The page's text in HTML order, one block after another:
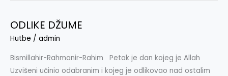
ODLIKE DŽUME
Hutbe / admin
Bismillahir-Rahmanir-Rahim Petak je dan kojeg je Allah
Uzvišeni učinio odabranim i kojeg je odlikovao nad ostalim
ODLIKE
DŽUME